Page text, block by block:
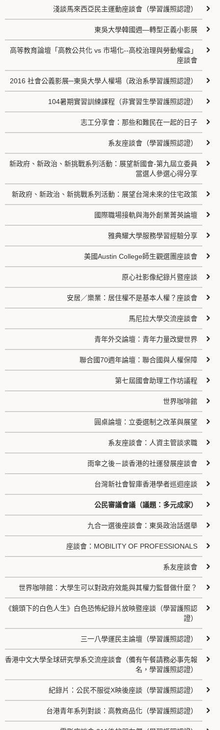
淺談馬來西亞民主運動座談會（學習護照認證）
東吳大學韓國週—轉型正義小影展
高等教育論壇「高教公共化 vs 市場化--高校治理與勞動權益」
座談會
2016 社會公義影展─東吳大學人權場（政治系學習護照認證）
104暑期實習訓練課程（非實習生學習護照認證）
志工分享會：那些和難民在一起的日子
系友座談會（學習護照認證）
新政府、新政治、新挑戰系列活動：展望新國會-第九屆立委員
當選人參選心得分享
新政府、新政治、新挑戰系列活動：展望台灣未來的住宅政策
國際職場接軌與海外創業菁英論壇
雅典耀大學服務學習經驗分享
美國Austin College師生觀選團座談會
原心社影像紀錄片暨座談
安居／樂業：居住權不是基本人權？座談會
馬尼拉大學交流座談會
青年外交論壇：青年力量改變世界
聯合國70週年論壇：聯合國與人權保障
第七屆國會助理工作坊議程
世界咖啡館
圓桌論壇：立委選制之改革與展望
系友座談會：人資主管談求職
雨傘之後－談香港的社運發展座談會
台灣新社會智庫香港學者巡迴座談
公民審議會議（議題：多元成家）
九合一選後座談會：東吳政治話選舉
座談會：MOBILITY OF PROFESSIONALS
系友座談會
世界咖啡館：大學生可以對政府效能與其權力監督做什麼？
《鏡頭下的白色人生》白色恐怖紀錄片放映暨座談（學習護照認
證）
三一八學運民主論壇（學習護照認證）
香港中文大學全球研究學系交流座談會（備有午餐請務必事先報
名，學習護照認證）
紀錄片：公民不服從X映後座談（學習護照認證）
台港青年系列對談：高教商品化（學習護照認證）